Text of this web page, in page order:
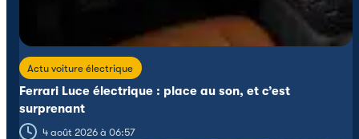
Actu voiture électrique
Ferrari Luce électrique : place au son, et c’est
surprenant
4 août 2026 à 06:57